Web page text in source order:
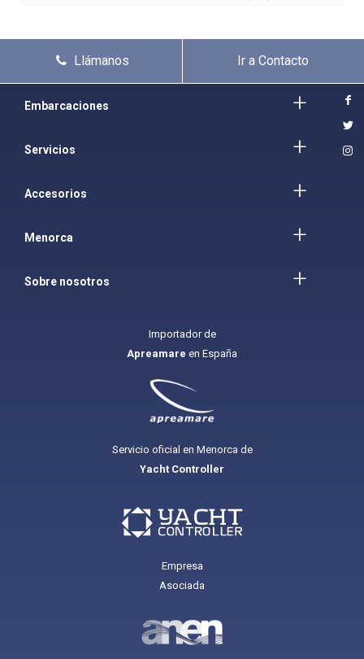
Llámanos Ir a Contacto
Embarcaciones
Servicios
Accesorios
Menorca
Sobre nosotros
Importador de
Apreamare en España
Servicio oficial en Menorca de
Yacht Controller
Empresa
Asociada